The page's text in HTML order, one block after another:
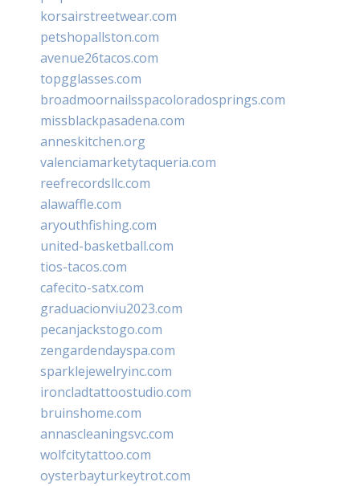
korsairstreetwear.com
petshopallston.com
avenue26tacos.com
topgglasses.com
broadmoornailsspacoloradosprings.com
missblackpasadena.com
anneskitchen.org
valenciamarketytaqueria.com
reefrecordsllc.com
alawaffle.com
aryouthfishing.com
united-basketball.com
tios-tacos.com
cafecito-satx.com
graduacionviu2023.com
pecanjackstogo.com
zengardendayspa.com
sparklejewelryinc.com
ironcladtattoostudio.com
bruinshome.com
annascleaningsvc.com
wolfcitytattoo.com
oysterbayturkeytrot.com